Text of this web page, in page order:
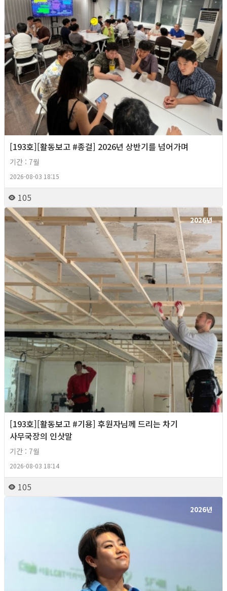
[193호][활동보고 #종걸] 2026년 상반기를 넘어가며
기간 : 7월
2026-08-03 18:15
105
2026년
[193호][활동보고 #기용] 후원자님께 드리는 차기
사무국장의 인삿말
기간 : 7월
2026-08-03 18:14
105
2026년